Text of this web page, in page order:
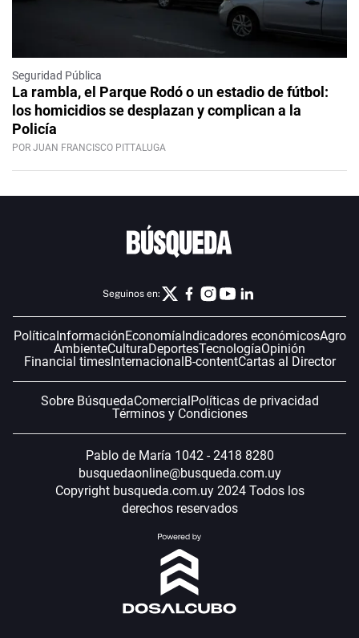
Seguridad Pública
La rambla, el Parque Rodó o un estadio de fútbol:
los homicidios se desplazan y complican a la
Policía
POR JUAN FRANCISCO PITTALUGA
Seguinos en:
Política InformaciónEconomía Indicadores económicosAgro
AmbienteCulturaDeportesTecnologíaOpinión
Financial timesInternacional B-contentCartas al Director
Sobre BúsquedaComercial Políticas de privacidad
Términos y Condiciones
Pablo de María 1042 - 2418 8280
busquedaonline@busqueda.com.uy
Copyright busqueda.com.uy 2024 Todos los
derechos reservados